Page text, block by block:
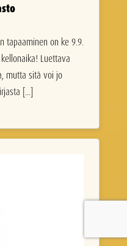
tapaaminen on ke 9.9.
Luettava
mutta sitä voi jo
[...]